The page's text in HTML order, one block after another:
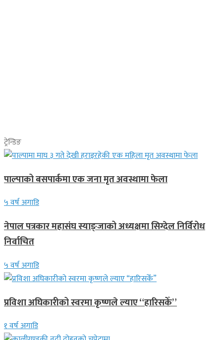
ट्रेन्डिङ
पाल्पाको बसपार्कमा एक जना मृत अवस्थामा फेला
५ वर्ष अगाडि
नेपाल पत्रकार महासंघ स्याङ्जाको अध्यक्षमा सिग्देल निर्विरोध
निर्वाचित
५ वर्ष अगाडि
प्रविशा अघिकारीको स्वरमा कृष्णले ल्याए “हारिसकेँ”
१ वर्ष अगाडि